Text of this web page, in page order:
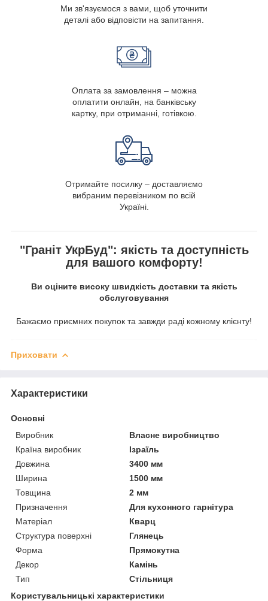
Ми зв'язуємося з вами, щоб уточнити
деталі або відповісти на запитання.
Оплата за замовлення – можна
оплатити онлайн, на банківську
картку, при отриманні, готівкою.
Отримайте посилку – доставляємо
вибраним перевізником по всій
Україні.
"Граніт УкрБуд": якість та доступність
для вашого комфорту!
Ви оціните високу швидкість доставки та якість
обслуговування
Бажаємо приємних покупок та завжди раді кожному клієнту!
Приховати
Характеристики
Основні
Виробник
Власне виробництво
Країна виробник
Ізраїль
Довжина
3400 мм
Ширина
1500 мм
Товщина
2 мм
Призначення
Для кухонного гарнітура
Матеріал
Кварц
Структура поверхні
Глянець
Форма
Прямокутна
Декор
Камінь
Тип
Стільниця
Користувальницькі характеристики